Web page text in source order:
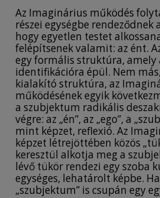
Az Imaginárius működés
részei egységbe rendeződnek
hogy egyetlen testet
felépítsenek valamit: az ént.
egy formális struktúra, amely
identifikációra épül. Nem
kialakító struktúra, az
működésének egyik
a szubjektum radikális
végre: az „én”, az „ego”, a
mint képzet, reflexió. Az
képzet létrejöttében közös
keresztül alkotja meg a
lévő tükör rendezi egy szoba
egységes, lehatárolt képbe.
„szubjektum” is csupán egy